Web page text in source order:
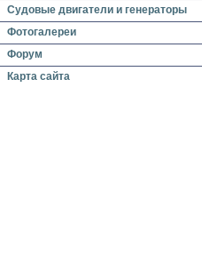
Судовые двигатели и генераторы
Фотогалереи
Форум
Карта сайта